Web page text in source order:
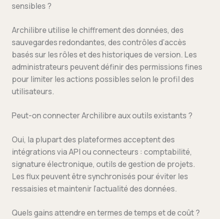
sensibles ?
Archilibre utilise le chiffrement des données, des
sauvegardes redondantes, des contrôles d’accès
basés sur les rôles et des historiques de version. Les
administrateurs peuvent définir des permissions fines
pour limiter les actions possibles selon le profil des
utilisateurs.
Peut-on connecter Archilibre aux outils existants ?
Oui, la plupart des plateformes acceptent des
intégrations via API ou connecteurs : comptabilité,
signature électronique, outils de gestion de projets.
Les flux peuvent être synchronisés pour éviter les
ressaisies et maintenir l’actualité des données.
Quels gains attendre en termes de temps et de coût ?